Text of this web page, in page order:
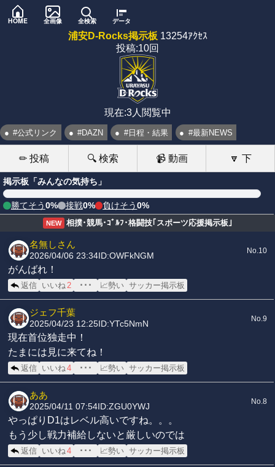
HOME 全画像 全検索 データ
浦安D-Rocks掲示板 13254ｱｸｾｽ
投稿:10回
現在:3人閲覧中
#公式リンク #DAZN #日程・結果 #最新NEWS
✏ 投稿 🔍 検索 📹 動画 🔽 下
掲示板「みんなの気持ち」
勝てそう0% 接戦0% 負けそう0%
NEW 相撲･競馬･ｺﾞﾙﾌ･格闘技｢スポーツ応援掲示板｣
名無しさん
2026/04/06 23:34 ID:OWFkNGM
No.10
がんばれ！
返信 いいね2 ･･･ 📈勢い サッカー掲示板
ジェフ千葉
2025/04/23 12:25 ID:YTc5NmN
No.9
現在首位独走中！
たまには見に来てね！
返信 いいね4 ･･･ 📈勢い サッカー掲示板
ああ
2025/04/11 07:54 ID:ZGU0YWJ
No.8
やっぱりD1はレベル高いですね。。。
もう少し戦力補給しないと厳しいのでは
返信 いいね4 ･･･ 📈勢い サッカー掲示板